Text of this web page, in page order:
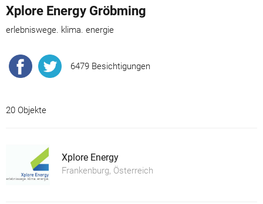
Xplore Energy Gröbming
erlebniswege. klima. energie
6479 Besichtigungen
20 Objekte
Xplore Energy
Frankenburg, Österreich